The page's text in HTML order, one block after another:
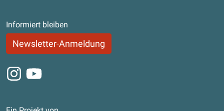
Informiert bleiben
Newsletter-Anmeldung
Instagram
Youtube